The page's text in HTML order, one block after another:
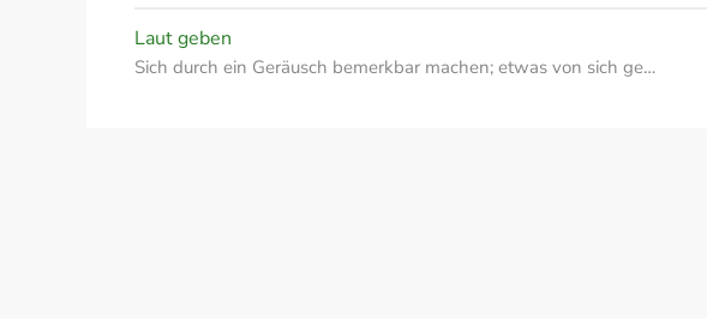
Laut geben
Sich durch ein Geräusch bemerkbar machen; etwas von sich ge…